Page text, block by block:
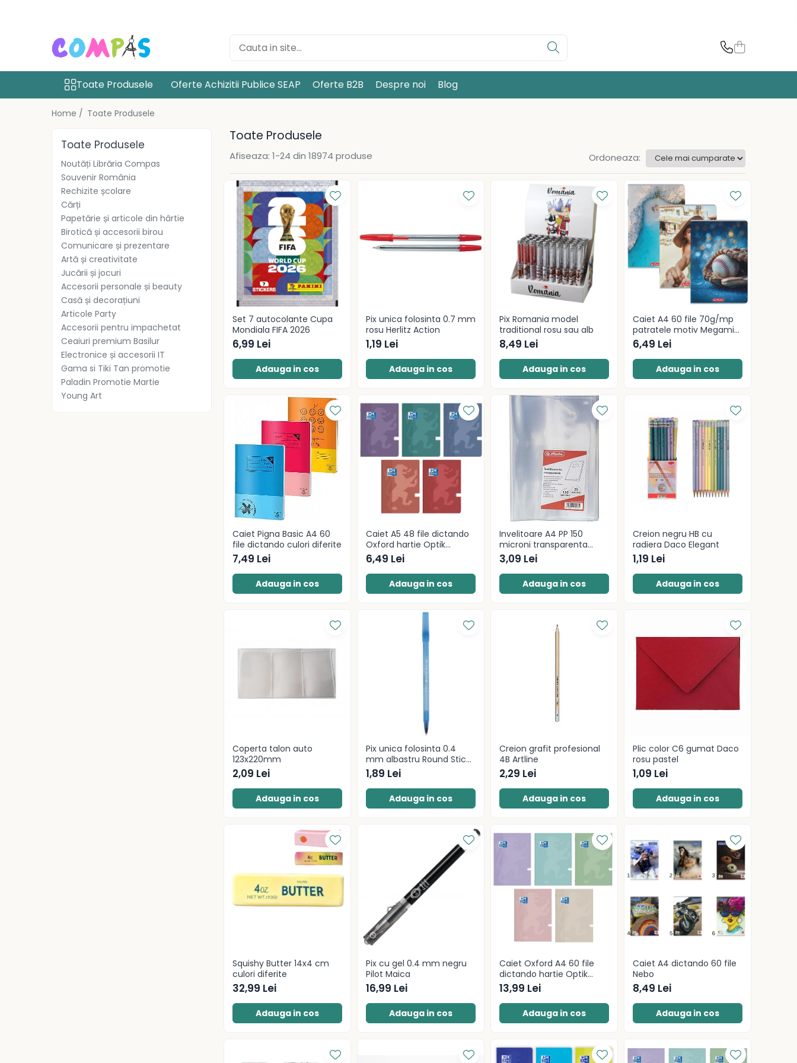
Toate Produsele
Souvenir România
Instrumente de scris
Stilouri școlare
Rollere și finelinere
Markere și textmarkere
Creioane grafice
Creioane mecanice
Creioane colorate
Creioane cerate
Corectoare și lipici
Mine și rezerve
Cretă școlară și creativă
Accesorii școlare
Coperți caiete si cărți
Etichete școlare
Carnete pentru elevi
Toate Produsele Oferte Achizitii Publice SEAP Oferte B2B Despre noi Blog
Home / Toate Produsele
Toate Produsele
Toate Produsele
Noutăți Librăria Compas
Souvenir România
Rechizite școlare
Cărți
Papetărie și articole din hârtie
Birotică și accesorii birou
Comunicare și prezentare
Artă și creativitate
Jucării și jocuri
Accesorii personale și beauty
Casă și decorațiuni
Articole Party
Accesorii pentru impachetat
Ceaiuri premium Basilur
Electronice și accesorii IT
Gama si Tiki Tan promotie
Paladin Promotie Martie
Young Art
Afiseaza: 1-24 din 18974 produse Ordoneaza:
Set 7 autocolante Cupa
Mondiala FIFA 2026
6,99 Lei
Adauga in cos
Pix unica folosinta 0.7 mm
rosu Herlitz Action
1,19 Lei
Adauga in cos
Pix Romania model
traditional rosu sau alb
8,49 Lei
Adauga in cos
Caiet A4 60 file 70g/mp
patratele motiv Megamix
2
6,49 Lei
Adauga in cos
Caiet Pigna Basic A4 60
file dictando culori diferite
7,49 Lei
Adauga in cos
Caiet A5 48 file dictando
Oxford hartie Optik
80g/mp motiv Touch
Trend
6,49 Lei
Adauga in cos
Invelitoare A4 PP 150
microni transparenta
Herlitz
3,09 Lei
Adauga in cos
Creion negru HB cu
radiera Daco Elegant
1,19 Lei
Adauga in cos
Coperta talon auto
123x220mm
2,09 Lei
Adauga in cos
Pix unica folosinta 0.4
mm albastru Round Stic
BIC
1,89 Lei
Adauga in cos
Creion grafit profesional
4B Artline
2,29 Lei
Adauga in cos
Plic color C6 gumat Daco
rosu pastel
1,09 Lei
Adauga in cos
Squishy Butter 14x4 cm
culori diferite
32,99 Lei
Adauga in cos
Pix cu gel 0.4 mm negru
Pilot Maica
16,99 Lei
Adauga in cos
Caiet Oxford A4 60 file
dictando hartie Optik
80g/mp Touch Pastel
13,99 Lei
Adauga in cos
Caiet A4 dictando 60 file
Nebo
8,49 Lei
Adauga in cos